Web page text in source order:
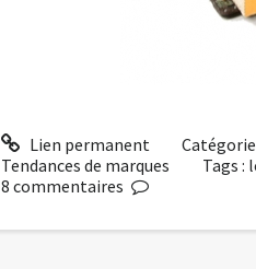
Lien permanent
Tendances de marques
Tags :
8 commentaires